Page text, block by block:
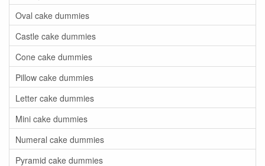
Oval cake dummies
Castle cake dummies
Cone cake dummies
Pillow cake dummies
Letter cake dummies
Mini cake dummies
Numeral cake dummies
Pyramid cake dummies